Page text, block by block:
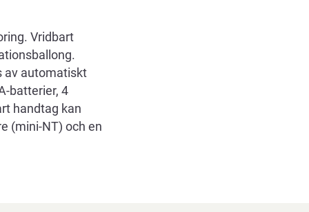
Vridbart
av automatiskt
batterier, 4
handtag kan
(mini-NT) och en